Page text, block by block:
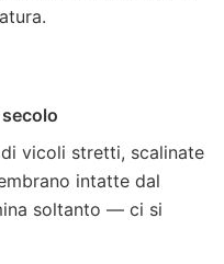
vicoli stretti, scalinate
intatte dal
soltanto — ci si